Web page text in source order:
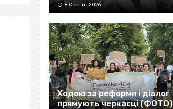
8 Серпня 2026
Ходою за реформи і діалог
прямують черкасці (ФОТО)